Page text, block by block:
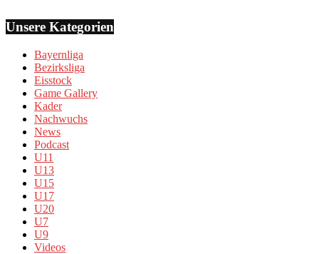
Unsere Kategorien
Bayernliga
Bezirksliga
Eisstock
Game Gallery
Kader
Nachwuchs
News
Podcast
U11
U13
U15
U17
U20
U7
U9
Videos